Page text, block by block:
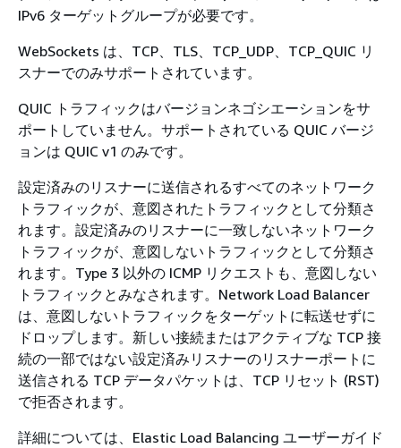
IPv6 ターゲットグループが必要です。
WebSockets は、TCP、TLS、TCP_UDP、TCP_QUIC リ
スナーでのみサポートされています。
QUIC トラフィックはバージョンネゴシエーションをサ
ポートしていません。サポートされている QUIC バージ
ョンは QUIC v1 のみです。
設定済みのリスナーに送信されるすべてのネットワーク
トラフィックが、意図されたトラフィックとして分類さ
れます。設定済みのリスナーに一致しないネットワーク
トラフィックが、意図しないトラフィックとして分類さ
れます。Type 3 以外の ICMP リクエストも、意図しない
トラフィックとみなされます。Network Load Balancer
は、意図しないトラフィックをターゲットに転送せずに
ドロップします。新しい接続またはアクティブな TCP 接
続の一部ではない設定済みリスナーのリスナーポートに
送信される TCP データパケットは、TCP リセット (RST)
で拒否されます。
詳細については、Elastic Load Balancing ユーザーガイド